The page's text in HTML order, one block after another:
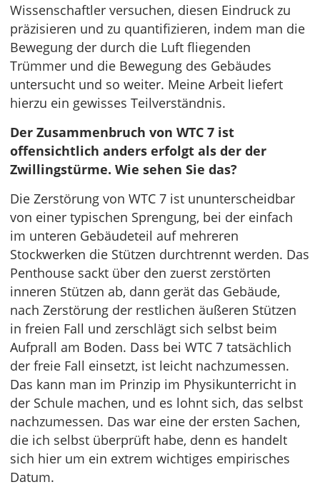
Wissenschaftler versuchen, diesen Eindruck zu
präzisieren und zu quantifizieren, indem man die
Bewegung der durch die Luft fliegenden
Trümmer und die Bewegung des Gebäudes
untersucht und so weiter. Meine Arbeit liefert
hierzu ein gewisses Teilverständnis.
Der Zusammenbruch von WTC 7 ist
offensichtlich anders erfolgt als der der
Zwillingstürme. Wie sehen Sie das?
Die Zerstörung von WTC 7 ist ununterscheidbar
von einer typischen Sprengung, bei der einfach
im unteren Gebäudeteil auf mehreren
Stockwerken die Stützen durchtrennt werden. Das
Penthouse sackt über den zuerst zerstörten
inneren Stützen ab, dann gerät das Gebäude,
nach Zerstörung der restlichen äußeren Stützen
in freien Fall und zerschlägt sich selbst beim
Aufprall am Boden. Dass bei WTC 7 tatsächlich
der freie Fall einsetzt, ist leicht nachzumessen.
Das kann man im Prinzip im Physikunterricht in
der Schule machen, und es lohnt sich, das selbst
nachzumessen. Das war eine der ersten Sachen,
die ich selbst überprüft habe, denn es handelt
sich hier um ein extrem wichtiges empirisches
Datum.